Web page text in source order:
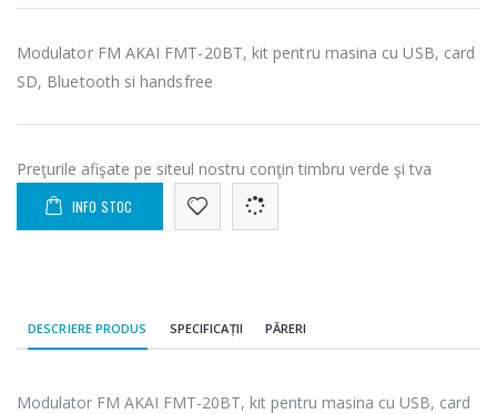
Modulator FM AKAI FMT-20BT, kit pentru masina cu USB, card
SD, Bluetooth si handsfree
Preţurile afişate pe siteul nostru conţin timbru verde şi tva
INFO STOC
DESCRIERE PRODUS SPECIFICAȚII PĂRERI
Modulator FM AKAI FMT-20BT, kit pentru masina cu USB, card
549,00 Lei
carne
199,00 Lei
199,00 Lei
bucatarie